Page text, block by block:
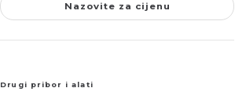
Nazovite za cijenu
Drugi pribor i alati